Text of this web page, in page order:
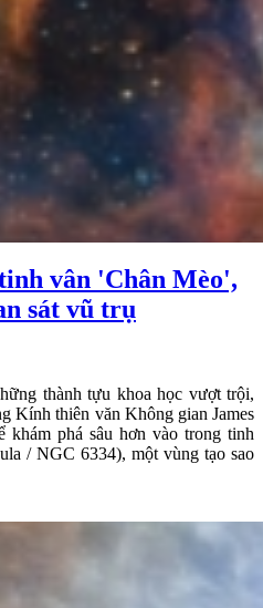
vân 'Chân Mèo',
sát vũ trụ
thành tựu khoa học vượt trội,
Kính thiên văn Không gian James
phá sâu hơn vào trong tinh
/ NGC 6334), một vùng tạo sao